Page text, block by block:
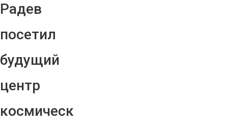
Радев
посетил
будущий
центр
космическ